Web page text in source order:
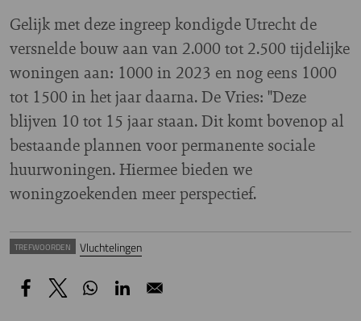
Gelijk met deze ingreep kondigde Utrecht de
versnelde bouw aan van 2.000 tot 2.500 tijdelijke
woningen aan: 1000 in 2023 en nog eens 1000
tot 1500 in het jaar daarna. De Vries: "Deze
blijven 10 tot 15 jaar staan. Dit komt bovenop al
bestaande plannen voor permanente sociale
huurwoningen. Hiermee bieden we
woningzoekenden meer perspectief.
TREFWOORDEN Vluchtelingen